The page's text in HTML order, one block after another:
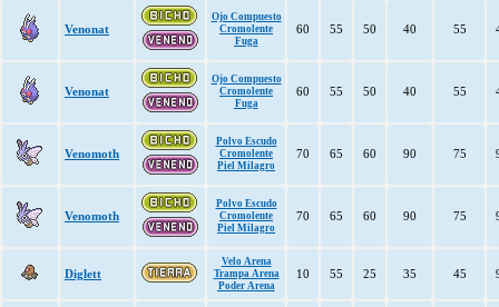
Venonat
Ojo Compuesto
Cromolente
Fuga
60 55 50 40 55
Venonat
Ojo Compuesto
Cromolente
Fuga
60 55 50 40 55
Venomoth
Polvo Escudo
Cromolente
Piel Milagro
70 65 60 90 75
Venomoth
Polvo Escudo
Cromolente
Piel Milagro
70 65 60 90 75
Diglett
Velo Arena
Trampa Arena
Poder Arena
10 55 25 35 45